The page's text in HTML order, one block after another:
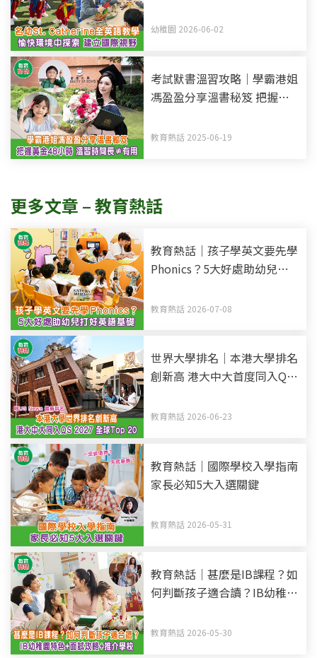
中探索 建立國際視野
幼稚園 2026-06-02
考試默書溫習攻略｜學霸港姐
馮盈盈分享溫書秘笈 把握黃
不等於有用
教育熱話 2025-06-19
更多文章 – 教育熱話
教育熱話｜孩子學英文要先學
Phonics？5大好處助幼兒打
教育熱話 2026-07-08
世界大學排名｜本港大學排名
創新高 港大中大首度同入QS
最新排名
教育熱話 2026-06-23
教育熱話｜國際學校入學指南
家長必知5大入選關鍵
教育熱話 2026-05-31
教育熱話｜甚麼是IB課程？如
何判斷孩子適合讀？IB幼稚園
教育熱話 2026-05-30